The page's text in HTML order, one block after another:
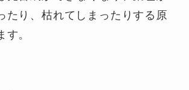
たり、枯れてしまったりする原
す。